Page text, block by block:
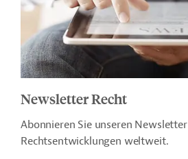
Newsletter Recht
Abonnieren Sie unseren
Rechtsentwicklungen weltweit.